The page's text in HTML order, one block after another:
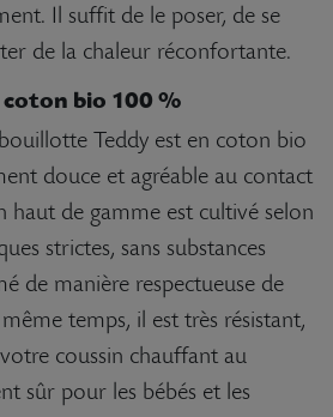
Il suffit de le poser, de se
de la chaleur réconfortante.
coton bio 100 %
Teddy est en coton bio
douce et agréable au contact
haut de gamme est cultivé selon
strictes, sans substances
de manière respectueuse de
même temps, il est très résistant,
coussin chauffant au
sûr pour les bébés et les